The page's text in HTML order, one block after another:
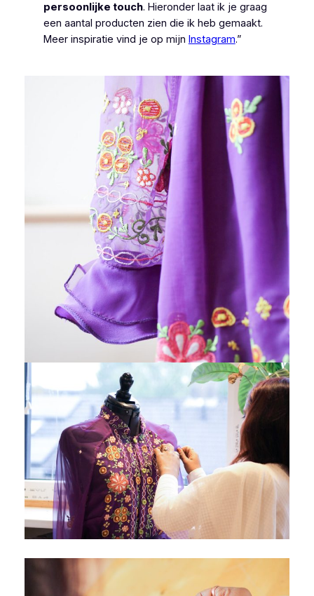
persoonlijke touch. Hieronder laat ik je graag
een aantal producten zien die ik heb gemaakt.
Meer inspiratie vind je op mijn Instagram.”